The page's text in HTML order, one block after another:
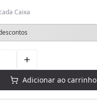
Caixa
Adicionar ao carrinho